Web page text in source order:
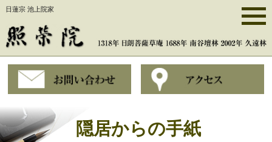
日蓮宗 池上院家
隠居からの手紙